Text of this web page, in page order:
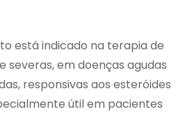
está indicado na terapia de
severas, em doenças agudas
responsivas aos esteróides
útil em pacientes